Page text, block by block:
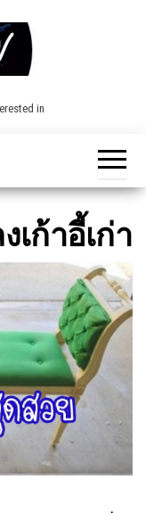
in
เก้าอี้เก่า